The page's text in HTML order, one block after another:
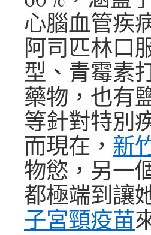
心腦血管疾
阿司匹林口
型、青霉素
藥物，也有
等針對特別
而現在， 新
物慾，另一
都極端到讓
子宮頸疫苗